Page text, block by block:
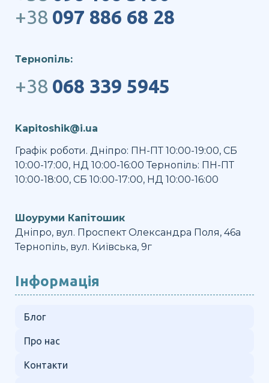
+38 097 886 68 28
Тернопіль:
+38 068 339 5945
Kapitoshik@i.ua
Графік роботи. Дніпро: ПН-ПТ 10:00-19:00, СБ
10:00-17:00, НД 10:00-16:00 Тернопіль: ПН-ПТ
10:00-18:00, СБ 10:00-17:00, НД 10:00-16:00
Шоуруми Капітошик
Дніпро, вул. Проспект Олександра Поля, 46а
Тернопіль, вул. Київська, 9г
Інформація
Блог
Про нас
Контакти